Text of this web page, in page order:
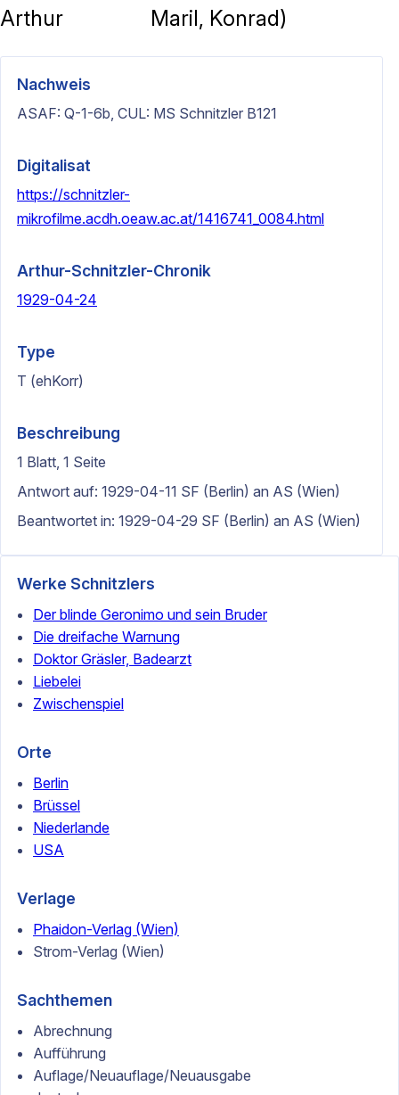
Arthur
Maril, Konrad)
Nachweis
ASAF: Q-1-6b, CUL: MS Schnitzler B121
Digitalisat
https://schnitzler-
mikrofilme.acdh.oeaw.ac.at/1416741_0084.html
Arthur-Schnitzler-Chronik
1929-04-24
Type
T (ehKorr)
Beschreibung
1 Blatt, 1 Seite
Antwort auf: 1929-04-11 SF (Berlin) an AS (Wien)
Beantwortet in: 1929-04-29 SF (Berlin) an AS (Wien)
Werke Schnitzlers
Der blinde Geronimo und sein Bruder
Die dreifache Warnung
Doktor Gräsler, Badearzt
Liebelei
Zwischenspiel
Orte
Berlin
Brüssel
Niederlande
USA
Verlage
Phaidon-Verlag (Wien)
Strom-Verlag (Wien)
Sachthemen
Abrechnung
Aufführung
Auflage/Neuauflage/Neuausgabe